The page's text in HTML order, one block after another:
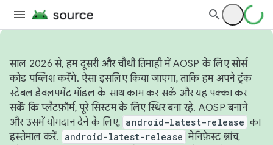
साल 2026 से, हम दूसरी और चौथी तिमाही में AOSP के लिए सोर्स
कोड पब्लिश करेंगे. ऐसा इसलिए किया जाएगा, ताकि हम अपने ट्रंक
स्टेबल डेवलपमेंट मॉडल के साथ काम कर सकें और यह पक्का कर
सकें कि प्लैटफ़ॉर्म, पूरे सिस्टम के लिए स्थिर बना रहे. AOSP बनाने
और उसमें योगदान देने के लिए, android-latest-release का
इस्तेमाल करें.
android-latest-release मेनिफ़ेस्ट ब्रांच,